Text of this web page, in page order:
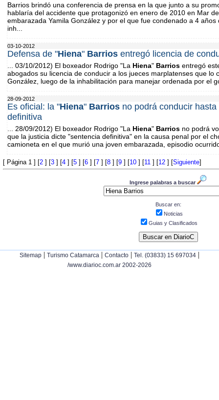
Barrios brindó una conferencia de prensa en la que junto a su
hablaría del accidente que protagonizó en enero de 2010 en Mar
embarazada Yamila González y por el que fue condenado a 4
inh...
03-10-2012
Defensa de "Hiena" Barrios entregó licencia de
... 03/10/2012) El boxeador Rodrigo "La Hiena" Barrios entregó
abogados su licencia de conducir a los jueces marplatenses que lo
González, luego de la inhabilitación para manejar ordenada por el
28-09-2012
Es oficial: la "Hiena" Barrios no podrá conducir
definitiva
... 28/09/2012) El boxeador Rodrigo "La Hiena" Barrios no podrá
que la justicia dicte "sentencia definitiva" en la causa penal por el
camioneta en el que murió una joven embarazada, episodio
[ Página 1 ] [2 ] [3 ] [4 ] [5 ] [6 ] [7 ] [8 ] [9 ] [10 ] [11 ] [12 ] [Siguiente]
Ingrese palabras a buscar
Buscar en:
Noticias
Guias y Clasificados
Sitemap | Turismo Catamarca | Contacto | Tel. (03833) 15 697034 |
/www.diarioc.com.ar 2002-2026